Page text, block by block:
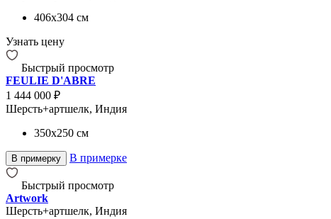
406x304 см
Узнать цену
Быстрый просмотр
FEULIE D'ABRE
1 444 000 ₽
Шерсть+артшелк, Индия
350x250 см
В примерку В примерке
Быстрый просмотр
Artwork
Шерсть+артшелк, Индия